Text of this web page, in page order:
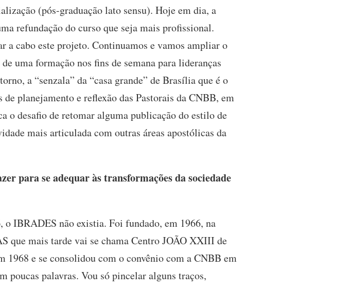
(pós-graduação lato sensu). Hoje em dia, a
refundação do curso que seja mais profissional.
a cabo este projeto. Continuamos e vamos ampliar o
uma formação nos fins de semana para lideranças
a “senzala” da “casa grande” de Brasília que é o
planejamento e reflexão das Pastorais da CNBB, em
o desafio de retomar alguma publicação do estilo de
mais articulada com outras áreas apostólicas da
para se adequar às transformações da sociedade
o IBRADES não existia. Foi fundado, em 1966, na
que mais tarde vai se chama Centro JOÃO XXIII de
e se consolidou com o convênio com a CNBB em
poucas palavras. Vou só pincelar alguns traços,